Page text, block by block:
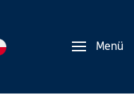
Menü